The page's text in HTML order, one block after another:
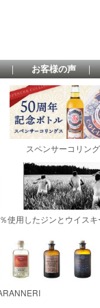
｜ お客様の声 ｜